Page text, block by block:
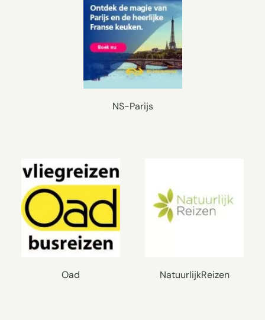
NS-Parijs
Oad NatuurlijkReizen